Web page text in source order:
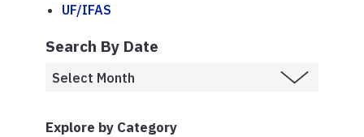
UF/IFAS
Search By Date
Explore by Category